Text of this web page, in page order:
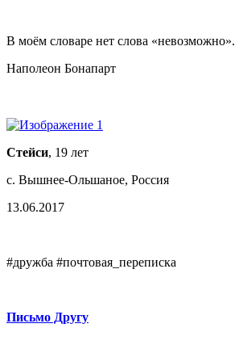
В моём словаре нет слова «невозможно».
Наполеон Бонапарт
Стейси, 19 лет
с. Вышнее-Ольшаное, Россия
13.06.2017
#дружба #почтовая_переписка
Письмо Другу